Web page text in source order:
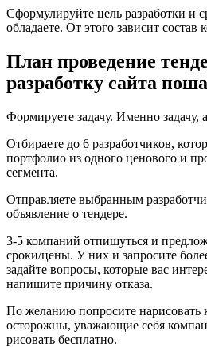
Сформулируйте цель разработки и
обладаете. От этого зависит состав
План проведение
разработку сайта
Формируете задачу. Именно задачу,
Отбираете до 6 разработчиков,
портфолио из одного ценового и
сегмента.
Отправляете выбранным
объявление о тендере.
3-5 компаний отпишуться и
сроки/цены. У них и запросите
задайте вопросы, которые вас
напишите причину отказа.
По желанию попросите нарисовать
осторожны, уважающие себя
рисовать бесплатно.